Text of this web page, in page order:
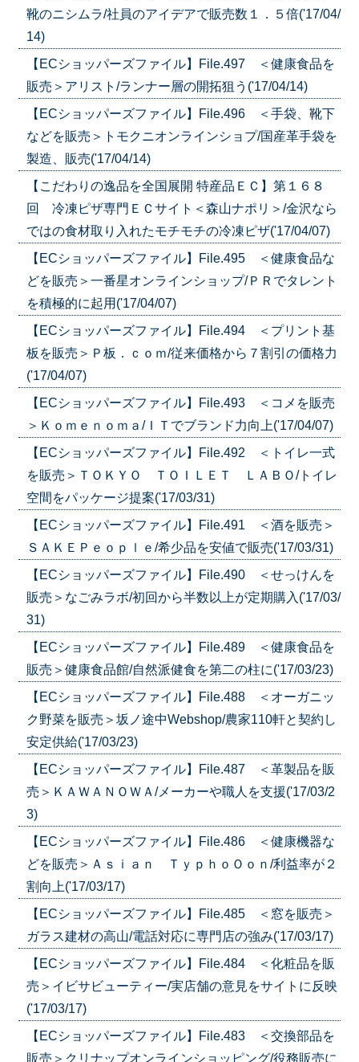
靴のニシムラ/社員のアイデアで販売数１．５倍('17/04/
14)
【ECショッパーズファイル】File.497 ＜健康食品を
販売＞アリスト/ランナー層の開拓狙う('17/04/14)
【ECショッパーズファイル】File.496 ＜手袋、靴下
などを販売＞トモクニオンラインショプ/国産革手袋を
製造、販売('17/04/14)
【こだわりの逸品を全国展開 特産品ＥＣ】第１６８
回 冷凍ピザ専門ＥＣサイト＜森山ナポリ＞/金沢なら
ではの食材取り入れたモチモチの冷凍ピザ('17/04/07)
【ECショッパーズファイル】File.495 ＜健康食品な
どを販売＞一番星オンラインショップ/ＰＲでタレント
を積極的に起用('17/04/07)
【ECショッパーズファイル】File.494 ＜プリント基
板を販売＞Ｐ板．ｃｏｍ/従来価格から７割引の価格力
('17/04/07)
【ECショッパーズファイル】File.493 ＜コメを販売
＞Ｋｏｍｅｎｏｍａ/ＩＴでブランド力向上('17/04/07)
【ECショッパーズファイル】File.492 ＜トイレ一式
を販売＞ＴＯＫＹＯ ＴＯＩＬＥＴ ＬＡＢＯ/トイレ
空間をパッケージ提案('17/03/31)
【ECショッパーズファイル】File.491 ＜酒を販売＞
ＳＡＫＥＰｅｏｐｌｅ/希少品を安値で販売('17/03/31)
【ECショッパーズファイル】File.490 ＜せっけんを
販売＞なごみラボ/初回から半数以上が定期購入('17/03/
31)
【ECショッパーズファイル】File.489 ＜健康食品を
販売＞健康食品館/自然派健食を第二の柱に('17/03/23)
【ECショッパーズファイル】File.488 ＜オーガニッ
ク野菜を販売＞坂ノ途中Webshop/農家110軒と契約し
安定供給('17/03/23)
【ECショッパーズファイル】File.487 ＜革製品を販
売＞ＫＡＷＡＮＯＷＡ/メーカーや職人を支援('17/03/2
3)
【ECショッパーズファイル】File.486 ＜健康機器な
どを販売＞Ａｓｉａｎ ＴｙｐｈｏＯｏｎ/利益率が２
割向上('17/03/17)
【ECショッパーズファイル】File.485 ＜窓を販売＞
ガラス建材の高山/電話対応に専門店の強み('17/03/17)
【ECショッパーズファイル】File.484 ＜化粧品を販
売＞イビサビューティー/実店舗の意見をサイトに反映
('17/03/17)
【ECショッパーズファイル】File.483 ＜交換部品を
販売＞クリナップオンラインショッピング/役務販売に